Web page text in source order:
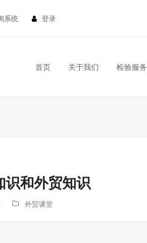
系统 登录
首页 关于我们 检验服务
识和外贸知识
外贸课堂